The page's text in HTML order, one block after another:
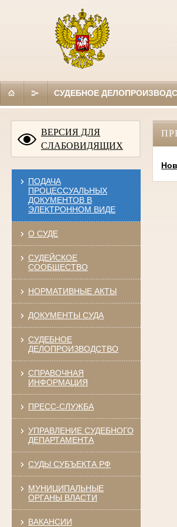
СУДЕБНОЕ
ВЕРСИЯ ДЛЯ
СЛАБОВИДЯЩИХ
ПОДАЧА
ПРОЦЕССУАЛЬНЫХ
ДОКУМЕНТОВ В
ЭЛЕКТРОННОМ ВИДЕ
О СУДЕ
СУДЕЙСКОЕ
СООБЩЕСТВО
НОРМАТИВНЫЕ АКТЫ
ДОКУМЕНТЫ СУДА
СУДЕБНОЕ
ДЕЛОПРОИЗВОДСТВО
СПРАВОЧНАЯ
ИНФОРМАЦИЯ
ПРЕСС-СЛУЖБА
УПРАВЛЕНИЕ СУДЕБНОГО
ДЕПАРТАМЕНТА
СУДЫ СУБЪЕКТА РФ
МУНИЦИПАЛЬНЫЕ
ОРГАНЫ ВЛАСТИ
ВАКАНСИИ